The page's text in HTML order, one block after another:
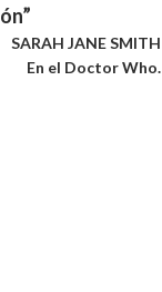
ón”
SARAH JANE SMITH
En el Doctor Who.